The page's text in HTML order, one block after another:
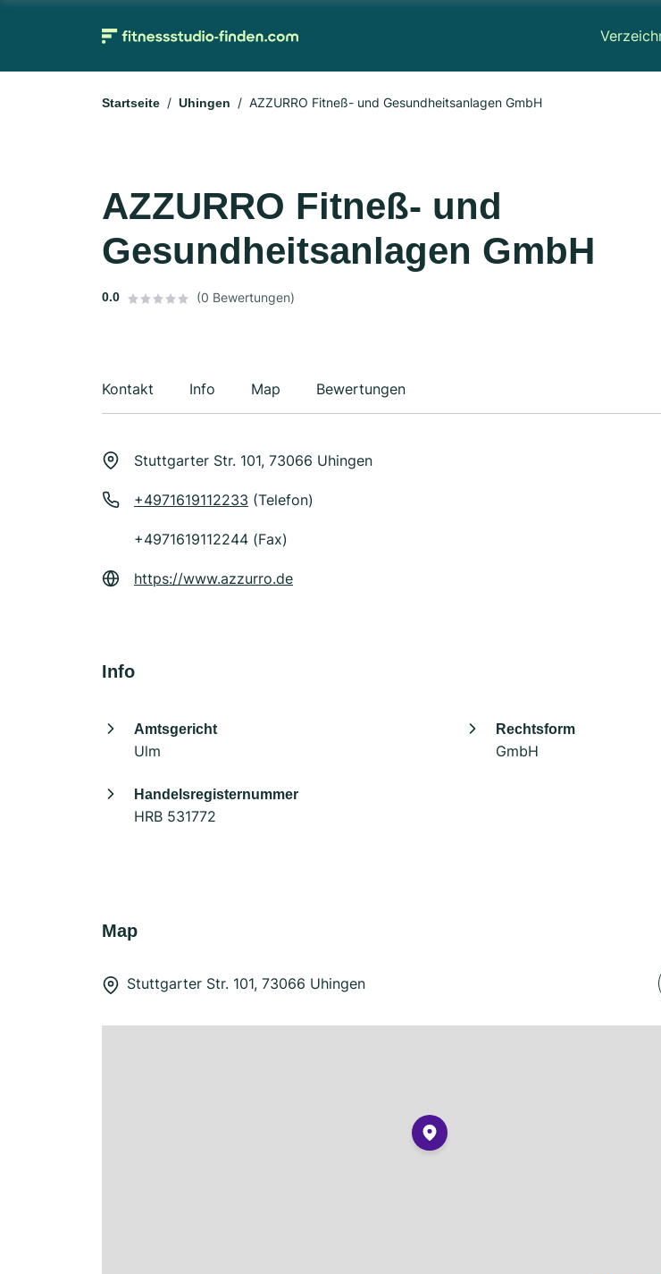
Startseite Uhingen AZZURRO Fitneß- und Gesundheitsanlagen GmbH
AZZURRO Fitneß- und
Gesundheitsanlagen GmbH
0.0 (0 Bewertungen)
Kontakt Info Map Bewertungen
Stuttgarter Str. 101, 73066 Uhingen
+4971619112233 (Telefon)
+4971619112244 (Fax)
https://www.azzurro.de
Info
Amtsgericht
Ulm
Rechtsform
GmbH
Handelsregisternummer
HRB 531772
Map
Stuttgarter Str. 101, 73066 Uhingen